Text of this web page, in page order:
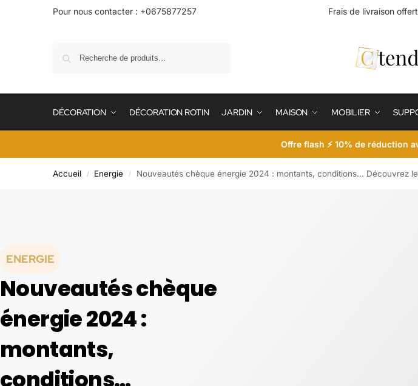
Pour nous contacter : +0675877257 Frais de livraison
DÉCORATION DÉCORATION ROTIN JARDIN MAISON MOBILIER
Offre flash ⚡ 10% de réduction
Accueil / Energie / Nouveautés chèque énergie 2024 : montants, conditions… Découvrez
ENERGIE
Nouveautés chèque
énergie 2024 :
montants,
conditions…